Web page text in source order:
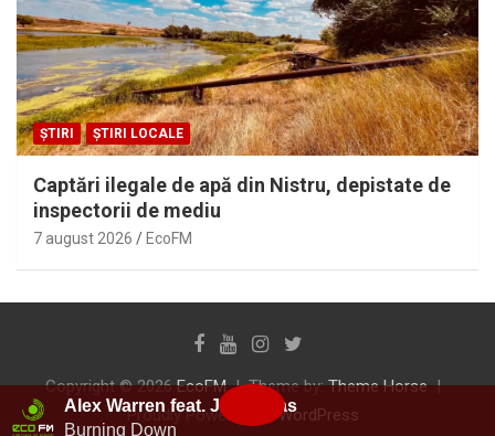
ȘTIRI ȘTIRI LOCALE
Captări ilegale de apă din Nistru, depistate de
inspectorii de mediu
7 august 2026 EcoFM
Copyright © 2026EcoFM Theme by:Theme Horse
Proudly Powered by:WordPress
Alex Warren feat. Joe Jonas
Burning Down